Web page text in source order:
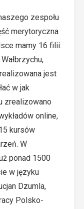
zespołu
merytoryczna
mamy 16 filii:
jest
w jak
zrealizowano
online,
kursów
W
ponad 1500
w języku
Dzumla,
Polsko-